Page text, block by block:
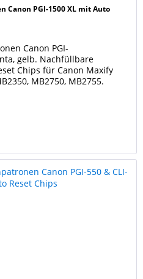
PGI-1500 XL mit Auto
Canon PGI-
gelb. Nachfüllbare
Chips für Canon Maxify
MB2750, MB2755.
XLY yellow. Füllmengen: black